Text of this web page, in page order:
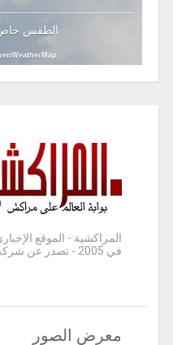
الطقس
المراكشية - الموقع
في 2005 - تصدر عن شركة IMAR MED-SARL
معرض الصور